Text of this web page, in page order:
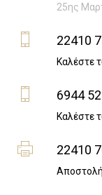
25ης
22410
Καλέστε
6944
Καλέστε
22410